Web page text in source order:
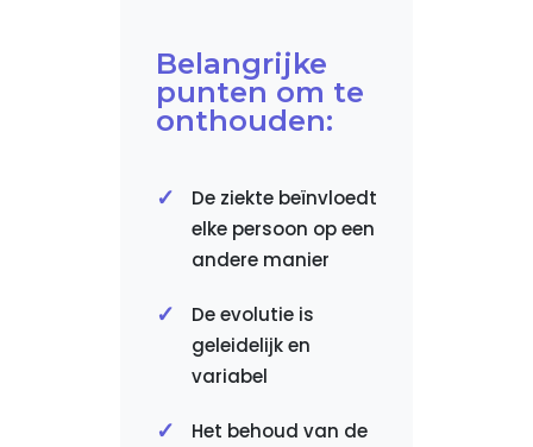
Belangrijke
punten om te
onthouden:
De ziekte beïnvloedt
elke persoon op een
andere manier
De evolutie is
geleidelijk en
variabel
Het behoud van de